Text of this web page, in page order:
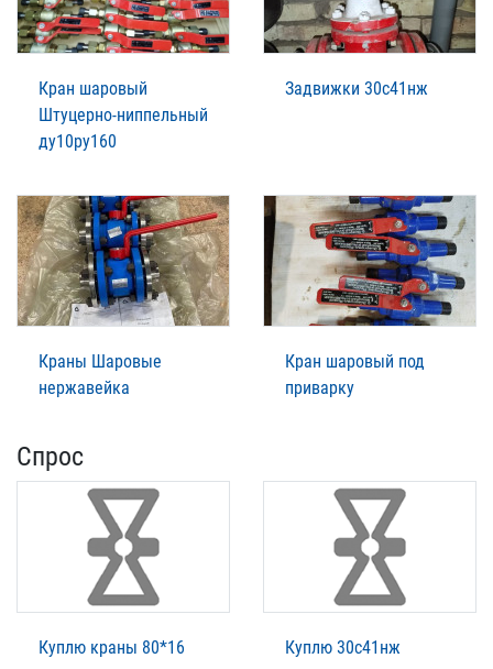
Кран шаровый
Штуцерно-ниппельный
ду10ру160
Задвижки 30с41нж
Краны Шаровые
нержавейка
Кран шаровый под
приварку
Спрос
Куплю краны 80*16 Куплю 30с41нж